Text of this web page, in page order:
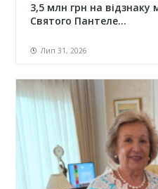
3,5 млн грн на відзнаку
Святого Пантеле...
Лип 31, 2026